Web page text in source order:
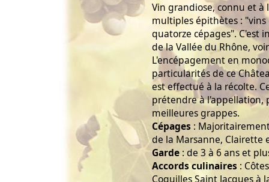
Vin grandiose, connu et à
multiples épithètes : "vins
quatorze cépages". C'est
de la Vallée du Rhône,
L'encépagement en
particularités de ce
est effectué à la récolte.
prétendre à l'appellation,
meilleures grappes.
Cépages :
de la Marsanne, Clairette
Garde : de 3 à 6 ans et
Accords culinaires :
Coquilles Saint Jacques à